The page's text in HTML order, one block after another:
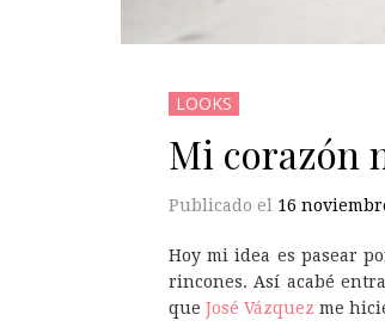
LOOKS
Mi corazón
Publicado el 16
Hoy mi idea es pasear
rincones. Así acabé
que José Vázquez me